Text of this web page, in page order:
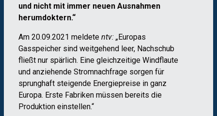
und nicht mit immer neuen Ausnahmen
herumdoktern.“
Am 20.09.2021 meldete ntv: „Europas
Gasspeicher sind weitgehend leer, Nachschub
fließt nur spärlich. Eine gleichzeitige Windflaute
und anziehende Stromnachfrage sorgen für
sprunghaft steigende Energiepreise in ganz
Europa. Erste Fabriken müssen bereits die
Produktion einstellen.“